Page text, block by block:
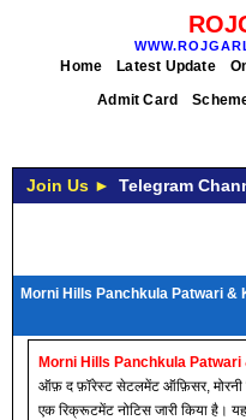
Home Latest Update
Admit Card
Join Us ► Telegram
Morni Hills Panchkula Patwari
Morni Hills Panchkula
ऑफ़ द फ़ॉरेस्ट सेटलमेंट ऑफ़िसर, मोरनी
एक रिक्रूटमेंट नोटिस जारी किया है।